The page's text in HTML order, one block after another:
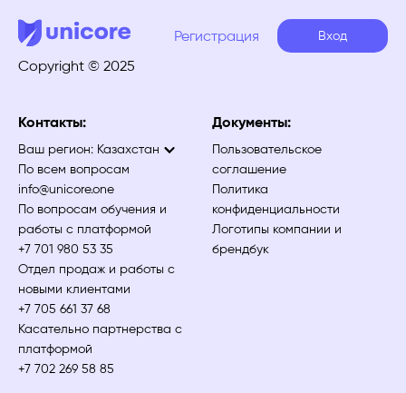
Copyright © 2025
Регистрация Вход
Контакты:
Ваш регион: Казахстан
По всем вопросам
info@unicore.one
По вопросам обучения и
работы с платформой
+7 701 980 53 35
Отдел продаж и работы с
новыми клиентами
+7 705 661 37 68
Касательно партнерства с
платформой
+7 702 269 58 85
Документы:
Пользовательское
соглашение
Политика
конфиденциальности
Логотипы компании и
брендбук